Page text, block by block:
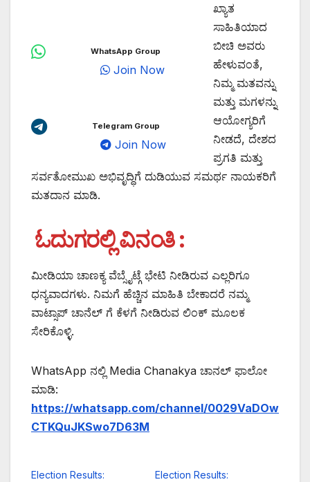
WhatsApp Group
Join Now
Telegram Group
Join Now
ಖ್ಯಾತ
ಸಾಹಿತಿಯಾದ
ಬೀಚಿ ಅವರು
ಹೇಳುವಂತೆ,
ನಿಮ್ಮ ಮತವನ್ನು
ಮತ್ತು ಮಗಳನ್ನು
ಆಯೋಗ್ಯರಿಗೆ
ನೀಡದೆ, ದೇಶದ
ಪ್ರಗತಿ ಮತ್ತು
ಸರ್ವತೋಮುಖ ಅಭಿವೃದ್ಧಿಗೆ ದುಡಿಯುವ ಸಮರ್ಥ ನಾಯಕರಿಗೆ
ಮತದಾನ ಮಾಡಿ.
ಓದುಗರಲ್ಲಿ ವಿನಂತಿ :
ಮೀಡಿಯಾ ಚಾಣಕ್ಯ ವೆಬ್ಸೈಟ್ಗೆ ಭೇಟಿ ನೀಡಿರುವ ಎಲ್ಲರಿಗೂ
ಧನ್ಯವಾದಗಳು. ನಿಮಗೆ ಹೆಚ್ಚಿನ ಮಾಹಿತಿ ಬೇಕಾದರೆ ನಮ್ಮ
ವಾಟ್ಸಾಪ್ ಚಾನೆಲ್ ಗೆ ಕೆಳಗೆ ನೀಡಿರುವ ಲಿಂಕ್ ಮೂಲಕ
ಸೇರಿಕೊಳ್ಳಿ.
WhatsApp ನಲ್ಲಿ Media Chanakya ಚಾನಲ್ ಫಾಲೋ
ಮಾಡಿ:
https://whatsapp.com/channel/0029VaDOw
CTKQuJKSwo7D63M
Election Results:
Election Results: